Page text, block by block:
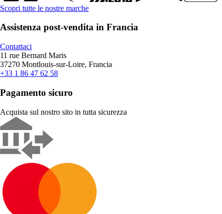
Scopri tutte le nostre marche
Assistenza post-vendita in Francia
Contattaci
11 rue Bernard Maris
37270 Montlouis-sur-Loire, Francia
+33 1 86 47 62 58
Pagamento sicuro
Acquista sul nostro sito in tutta sicurezza